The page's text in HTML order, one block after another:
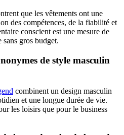
que les vêtements ont une
des compétences, de la fiabilité et
conscient est une mesure de
sans gros budget.
de style masculin
combinent un design masculin
et une longue durée de vie.
les loisirs que pour le business